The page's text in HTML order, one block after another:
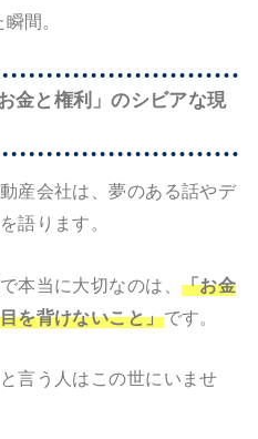
間。
金と権利」のシビアな現
産会社は、夢のある話やデ
語ります。
本当に大切なのは、 「お金
を背けないこと」です。
言う人はこの世にいませ